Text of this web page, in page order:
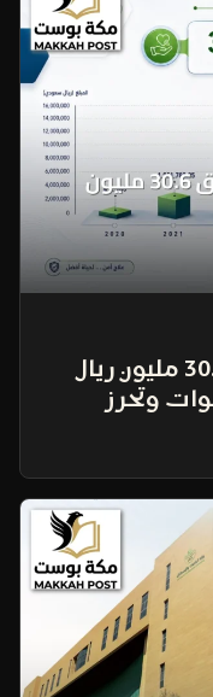
جمعية "العلاج الآمن" تنفق 30.6 مليون ريال
المرضى خلال 7 سنوات وتحرز